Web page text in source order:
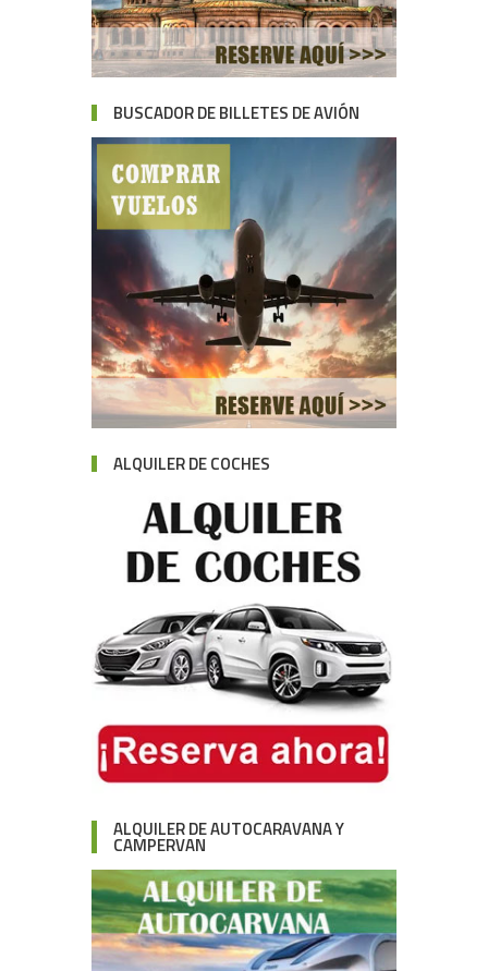
BUSCADOR DE BILLETES DE AVIÓN
ALQUILER DE COCHES
ALQUILER DE AUTOCARAVANA Y
CAMPERVAN